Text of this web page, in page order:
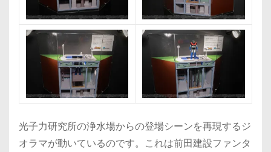
光子力研究所の浄水場からの登場シーンを再現するジ
オラマが動いているのです。これは前田建設ファンタ